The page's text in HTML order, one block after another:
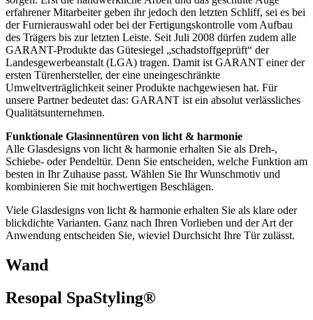
erfahrener Mitarbeiter geben ihr jedoch den letzten Schliff, sei es bei
der Furnierauswahl oder bei der Fertigungskontrolle vom Aufbau
des Trägers bis zur letzten Leiste. Seit Juli 2008 dürfen zudem alle
GARANT-Produkte das Gütesiegel „schadstoffgeprüft“ der
Landesgewerbeanstalt (LGA) tragen. Damit ist GARANT einer der
ersten Türenhersteller, der eine uneingeschränkte
Umweltverträglichkeit seiner Produkte nachgewiesen hat. Für
unsere Partner bedeutet das: GARANT ist ein absolut verlässliches
Qualitätsunternehmen.
Funktionale Glasinnentüren von licht & harmonie
Alle Glasdesigns von licht & harmonie erhalten Sie als Dreh-,
Schiebe- oder Pendeltür. Denn Sie entscheiden, welche Funktion am
besten in Ihr Zuhause passt. Wählen Sie Ihr Wunschmotiv und
kombinieren Sie mit hochwertigen Beschlägen.
Viele Glasdesigns von licht & harmonie erhalten Sie als klare oder
blickdichte Varianten. Ganz nach Ihren Vorlieben und der Art der
Anwendung entscheiden Sie, wieviel Durchsicht Ihre Tür zulässt.
Wand
Resopal SpaStyling®